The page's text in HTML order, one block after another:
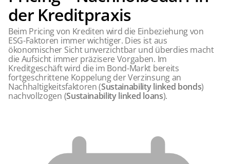
der Kreditpraxis
Beim Pricing von Krediten wird die Einbeziehung von
ESG-Faktoren immer wichtiger. Dies ist aus
ökonomischer Sicht unverzichtbar und überdies macht
die Aufsicht immer präzisere Vorgaben. Im
Kreditgeschäft wird die im Bond-Markt bereits
fortgeschrittene Koppelung der Verzinsung an
Nachhaltigkeitsfaktoren (Sustainability linked bonds)
nachvollzogen (Sustainability linked loans).